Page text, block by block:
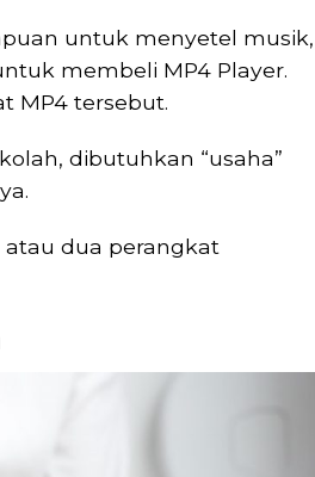
untuk menyetel musik,
membeli MP4 Player.
MP4 tersebut.
dibutuhkan “usaha”
dua perangkat